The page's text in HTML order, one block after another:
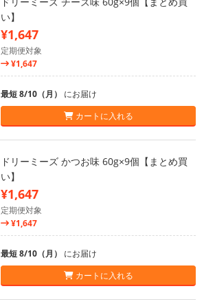
い】
¥1,647
定期便対象
¥1,647
最短 8/10（月） にお届け
カートに入れる
ドリーミーズ かつお味 60g×9個【まとめ買
い】
¥1,647
定期便対象
¥1,647
最短 8/10（月） にお届け
カートに入れる